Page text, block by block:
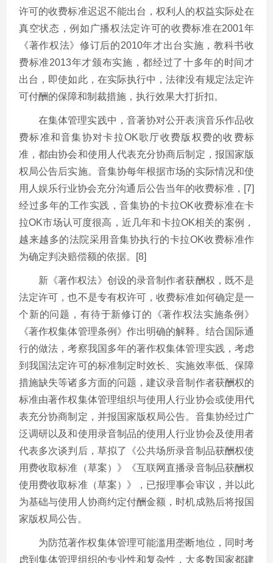
许可的收费标准迟迟不能出台，权利人的权益实际处在
真空状态，例如广播权法定许可的收费标准在2001年
《著作权法》修订后的2010年才出台实施，教科书收
费标准2013年才颁布实施，都经过了十多年的时间才
出台，即使如此，在实际执行中，法律没有规定法定许
可付酬的保障和制裁措施，执行效果大打折扣。
在集体管理实践中，音著协对公开表演音乐作品收
费标准和音集协对卡拉OK歌厅收费版权费的收费标
准，都由协会和使用人代表充分协商后制定，报国家版
权局公告后实施。音集协每年根据市场的实际情况和使
用人娱乐行业协会充分沟通后公告当年的收费标准，[7]
经过多年的工作实践，音集协的卡拉OK收费标准在卡
拉OK市场认可度很高，近几年和卡拉OK相关的案例，
越来越多的法院采用音集协执行的卡拉OK收费标准作
为确定判决赔偿额的依据。[8]
新《著作权法》创设的录音制作者获酬权，既不是
法定许可，也不是专有权许可，收费标准如何确定是一
个新的问题，有待于新修订的《著作权法实施条例》
《著作权集体管理条例》作出明确的解释。结合国际通
行的做法，考察我国多年的著作权集体管理实践，考虑
到我国法定许可的标准制定时效长、实施效率低、保障
措施缺失等诸多方面的问题，建议录音制作者获酬权的
标准由著作权集体管理组织与使用人行业协会或使用代
表充分协商制定，并报国家版权局公告。音集协经过广
泛调研以及和使用录音制品的使用人行业协会及使用者
代表多次谈判后，草拟了《公共场所录音制品获酬权使
用费收取标准（草案）》《互联网直播录音制品获酬权
使用费收取标准（草案）》，已报理事会审议，并以此
为基础与使用人协商约定付酬金额，时机成熟后将报国
家版权局公告。
为防范著作权集体管理可能滥用垄断地位，同时考
虑到集体管理组织的专业性和复杂性，大多数国家都建